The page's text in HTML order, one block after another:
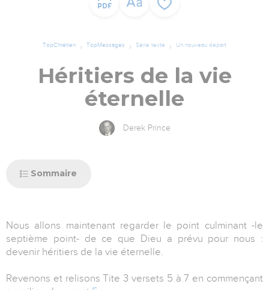
TopChrétien TopMessages Série texte Un nouveau départ
Héritiers de la vie
éternelle
Derek Prince
Sommaire
Nous allons maintenant regarder le point culminant -le
septième point- de ce que Dieu a prévu pour nous :
devenir héritiers de la vie éternelle.
Revenons et relisons Tite 3 versets 5 à 7 en commençant